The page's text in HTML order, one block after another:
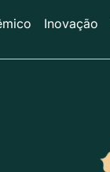
Inovação